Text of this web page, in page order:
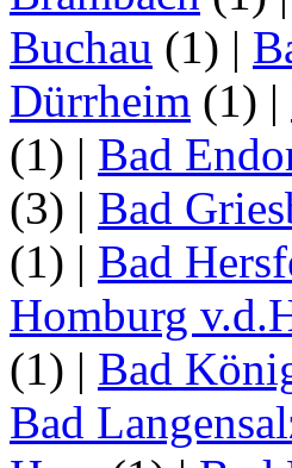
Buchau (1) |
Dürrheim (1) |
(1) | Bad
(3) | Bad
(1) | Bad
Homburg
(1) | Bad
Bad